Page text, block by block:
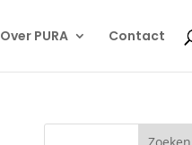
Over PURA Contact